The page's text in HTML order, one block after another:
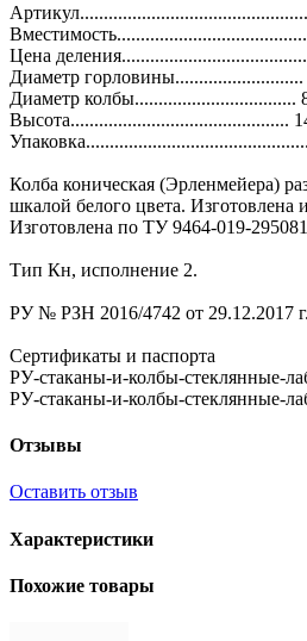
Цена
Диаметр
Диаметр колбы..................................
Высота..............................................
Колба коническая (Эрленмейера)
шкалой белого цвета.
Изготовлена по ТУ 9464-019-
Тип Кн, исполнение 2.
РУ № РЗН 2016/4742 от 29.12.2017 г.
Сертификаты и паспорта
РУ-стаканы-и-колбы-стеклянные-
РУ-стаканы-и-колбы-стеклянные-
Отзывы
Оставить отзыв
Характеристики
Похожие товары